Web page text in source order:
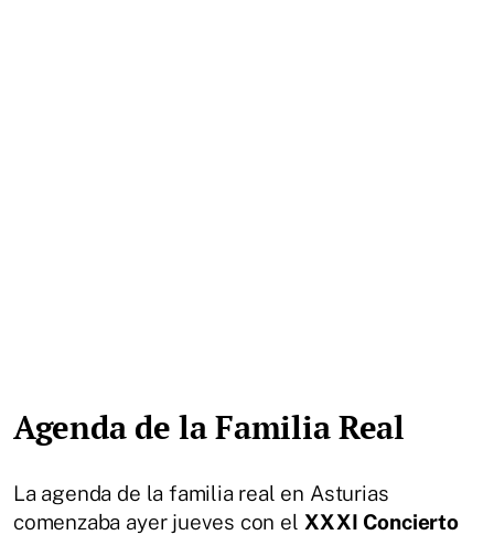
Agenda de la Familia Real
La agenda de la familia real en Asturias
comenzaba ayer jueves con el XXXI Concierto